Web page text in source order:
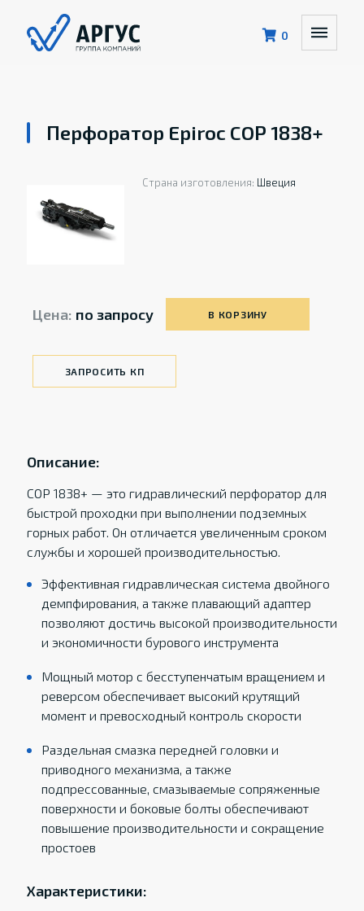
0
Перфоратор Epiroc COP 1838+
Страна изготовления: Швеция
Цена: по запросу В КОРЗИНУ
ЗАПРОСИТЬ КП
Описание:
COP 1838+ — это гидравлический перфоратор для
быстрой проходки при выполнении подземных
горных работ. Он отличается увеличенным сроком
службы и хорошей производительностью.
Эффективная гидравлическая система двойного
демпфирования, а также плавающий адаптер
позволяют достичь высокой производительности
и экономичности бурового инструмента
Мощный мотор с бесступенчатым вращением и
реверсом обеспечивает высокий крутящий
момент и превосходный контроль скорости
Раздельная смазка передней головки и
приводного механизма, а также
подпрессованные, смазываемые сопряженные
поверхности и боковые болты обеспечивают
повышение производительности и сокращение
простоев
Характеристики: